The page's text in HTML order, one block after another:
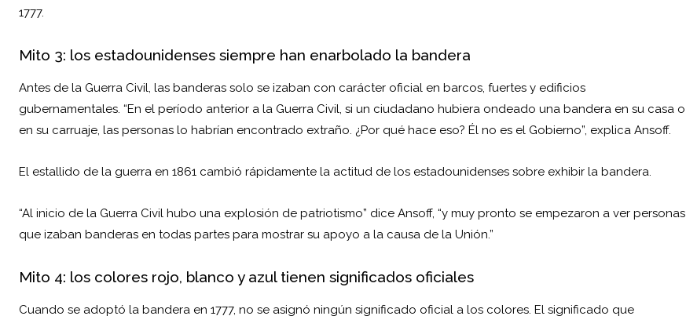
1777.
Mito 3: los estadounidenses siempre han enarbolado la bandera
Antes de la Guerra Civil, las banderas solo se izaban con carácter oficial en barcos, fuertes y edificios
gubernamentales. “En el período anterior a la Guerra Civil, si un ciudadano hubiera ondeado una bandera en su casa o
en su carruaje, las personas lo habrían encontrado extraño. ¿Por qué hace eso? Él no es el Gobierno”, explica Ansoff.
El estallido de la guerra en 1861 cambió rápidamente la actitud de los estadounidenses sobre exhibir la bandera.
“Al inicio de la Guerra Civil hubo una explosión de patriotismo” dice Ansoff, “y muy pronto se empezaron a ver personas
que izaban banderas en todas partes para mostrar su apoyo a la causa de la Unión.”
Mito 4: los colores rojo, blanco y azul tienen significados oficiales
Cuando se adoptó la bandera en 1777, no se asignó ningún significado oficial a los colores. El significado que